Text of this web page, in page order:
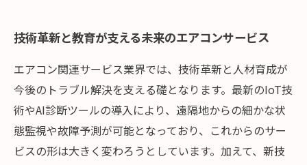
技術革新と教育が支える未来のエアコンサービス
エアコン関連サービス業界では、技術革新と人材育成が
今後のトラブル解決を支える礎となります。最新のIoT技
術やAI診断ツールの導入により、遠隔地からの細かな状
態監視や故障予測が可能となっており、これからのサー
ビスの形は大きく変わろうとしています。加えて、新技